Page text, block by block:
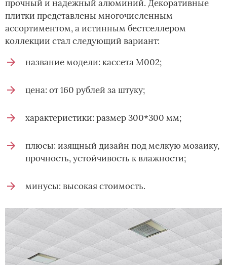
прочный и надежный алюминий. Декоративные
плитки представлены многочисленным
ассортиментом, а истинным бестселлером
коллекции стал следующий вариант:
название модели: кассета M002;
цена: от 160 рублей за штуку;
характеристики: размер 300*300 мм;
плюсы: изящный дизайн под мелкую мозаику,
прочность, устойчивость к влажности;
минусы: высокая стоимость.